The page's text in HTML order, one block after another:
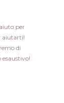
per
aiutarti!
di